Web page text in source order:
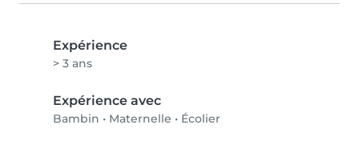
Expérience
> 3 ans
Expérience avec
Bambin • Maternelle • Écolier